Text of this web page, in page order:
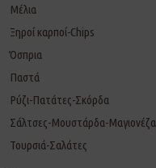
Μέλια
Ξηροί καρποί-Chips
Όσπρια
Παστά
Ρύζι-Πατάτες-Σκόρδα
Σάλτσες-Μουστάρδα-Μαγιονέζα
Τουρσιά-Σαλάτες